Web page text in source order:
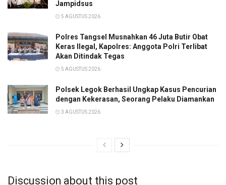
Jampidsus
5 AGUSTUS 2026
Polres Tangsel Musnahkan 46 Juta Butir Obat
Keras Ilegal, Kapolres: Anggota Polri Terlibat
Akan Ditindak Tegas
5 AGUSTUS 2026
Polsek Legok Berhasil Ungkap Kasus Pencurian
dengan Kekerasan, Seorang Pelaku Diamankan
3 AGUSTUS 2026
Discussion about this post